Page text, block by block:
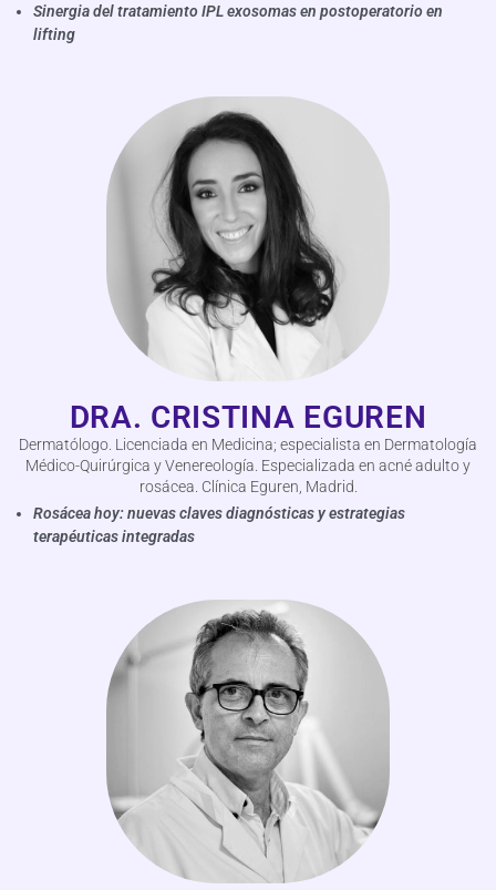
Sinergia del tratamiento IPL exosomas en postoperatorio en
lifting
DRA. CRISTINA EGUREN
Dermatólogo. Licenciada en Medicina; especialista en Dermatología
Médico-Quirúrgica y Venereología. Especializada en acné adulto y
rosácea. Clínica Eguren, Madrid.
Rosácea hoy: nuevas claves diagnósticas y estrategias
terapéuticas integradas